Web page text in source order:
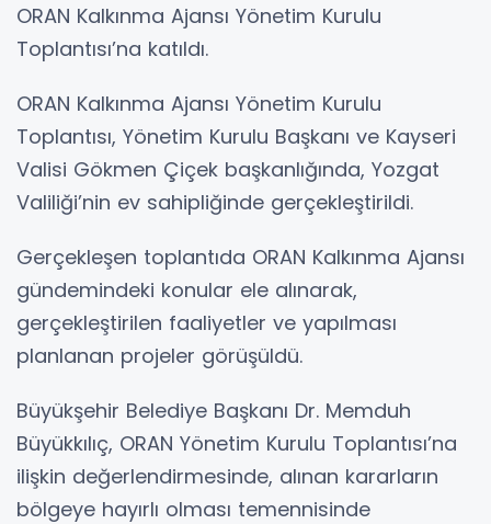
ORAN Kalkınma Ajansı Yönetim Kurulu
Toplantısı’na katıldı.
ORAN Kalkınma Ajansı Yönetim Kurulu
Toplantısı, Yönetim Kurulu Başkanı ve Kayseri
Valisi Gökmen Çiçek başkanlığında, Yozgat
Valiliği’nin ev sahipliğinde gerçekleştirildi.
Gerçekleşen toplantıda ORAN Kalkınma Ajansı
gündemindeki konular ele alınarak,
gerçekleştirilen faaliyetler ve yapılması
planlanan projeler görüşüldü.
Büyükşehir Belediye Başkanı Dr. Memduh
Büyükkılıç, ORAN Yönetim Kurulu Toplantısı’na
ilişkin değerlendirmesinde, alınan kararların
bölgeye hayırlı olması temennisinde